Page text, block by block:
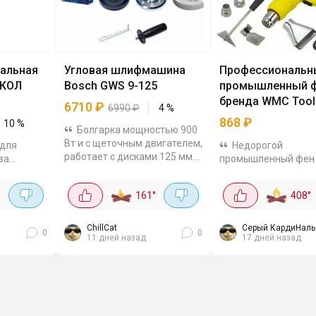
10 %
тут
и
0
Угловая шлифмашина
Bosch GWS 9-125
6710₽ 6990₽ 4%
Болгарка мощностью 900
Вт и с щеточным двигателем,
работает с дисками 125 мм
Рукоятка ставится слева или
справа, есть защитный
кожух,...
161°
ChillCat
11 дней назад
0
промышленный
бренда WMC
868 ₽
Недорогой
промышленный фен
в каждом есть
868₽ на ЯМе.
режима - 350°C и
комплекте 4 насадки
408°
Серый
17 дней назад